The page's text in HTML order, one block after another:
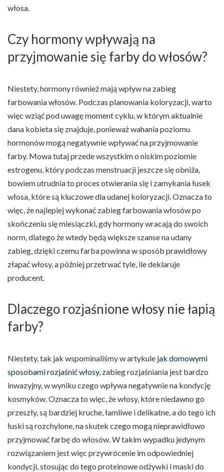
włosa.
Czy hormony wpływają na
przyjmowanie się farby do włosów?
Niestety, hormony również mają wpływ na zabieg
farbowania włosów. Podczas planowania koloryzacji, warto
więc wziąć pod uwagę moment cyklu, w którym aktualnie
dana kobieta się znajduje, ponieważ wahania poziomu
hormonów mogą negatywnie wpływać na przyjmowanie
farby. Mowa tutaj przede wszystkim o niskim poziomie
estrogenu, który podczas menstruacji jeszcze się obniża,
bowiem utrudnia to proces otwierania się i zamykania łusek
włosa, które są kluczowe dla udanej koloryzacji. Oznacza to
więc, że najlepiej wykonać zabieg farbowania włosów po
skończeniu się miesiączki, gdy hormony wracają do swoich
norm, dlatego że wtedy będą większe szanse na udany
zabieg, dzięki czemu farba powinna w sposób prawidłowy
złapać włosy, a później przetrwać tyle, ile deklaruje
producent.
Dlaczego rozjaśnione włosy nie łapią
farby?
Niestety, tak jak wspominaliśmy w artykule jak domowymi
sposobami rozjaśnić włosy, zabieg rozjaśniania jest bardzo
inwazyjny, w wyniku czego wpływa negatywnie na kondycję
kosmyków. Oznacza to więc, że włosy, które niedawno go
przeszły, są bardziej kruche, łamliwe i delikatne, a do tego ich
łuski są rozchylone, na skutek czego mogą nieprawidłowo
przyjmować farbę do włosów. W takim wypadku jedynym
rozwiązaniem jest więc przywrócenie im odpowiedniej
kondycji, stosując do tego proteinowe odżywki i maski do